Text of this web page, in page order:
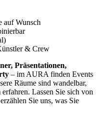
auf Wunsch
& Crew
Präsentationen,
– im AURA finden Events
Räume sind wandelbar,
Lassen Sie sich von
Sie uns, was Sie